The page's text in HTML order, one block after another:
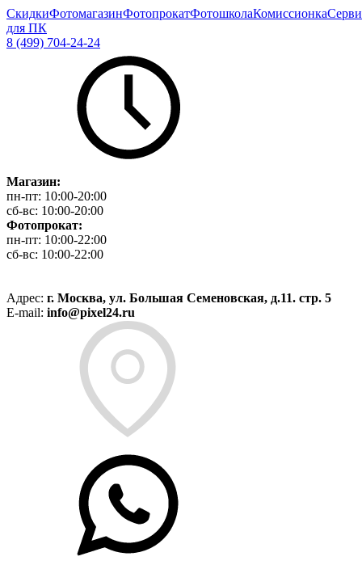
СкидкиФотомагазинФотопрокатФотошколаКомиссионка
для ПК
8 (499) 704-24-24
Магазин:
пн-пт: 10:00-20:00
сб-вс: 10:00-20:00
Фотопрокат:
пн-пт: 10:00-22:00
сб-вс: 10:00-22:00
Адрес: г. Москва, ул. Большая Семеновская, д.11. стр. 5
E-mail: info@pixel24.ru